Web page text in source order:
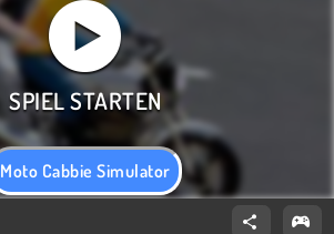
Moto Cabbie Simulator